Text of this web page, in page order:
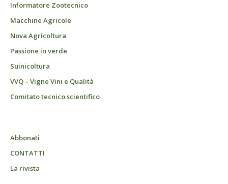
Informatore Zootecnico
Macchine Agricole
Nova Agricoltura
Passione in verde
Suinicoltura
VVQ – Vigne Vini e Qualità
Comitato tecnico scientifico
Abbonati
CONTATTI
La rivista